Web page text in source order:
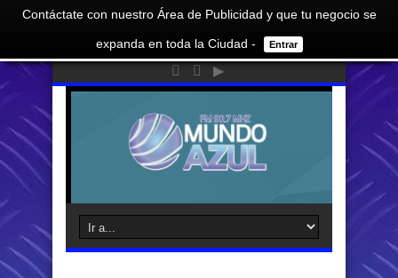
Contáctate con nuestro Área de Publicidad y que tu negocio se
expanda en toda la Ciudad - Entrar